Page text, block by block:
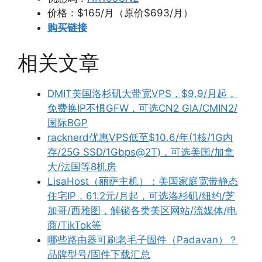
价格：$165/月（原价$693/月）
购买链接
相关文章
DMIT美国洛杉矶大带宽VPS，$9.9/月起，
免费换IP不惧GFW，可选CN2 GIA/CMIN2/
国际BGP
racknerd优惠VPS低至$10.6/年(1核/1G内
存/25G SSD/1Gbps@2T)，可选美国/加拿
大/法国等8机房
LisaHost（丽萨主机）：美国家庭宽带静态
住宅IP，61.2元/月起，可选洛杉矶/纽约/芝
加哥/西雅图，解锁各类美区网站/流媒体/电
商/TikTok等
哪些路由器可刷老毛子固件（Padavan）？
品牌型号/固件下载汇总